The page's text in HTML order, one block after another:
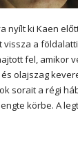
nyílt ki Kaen
a
fel, amikor
olajszag
sorait a régi
körbe. A